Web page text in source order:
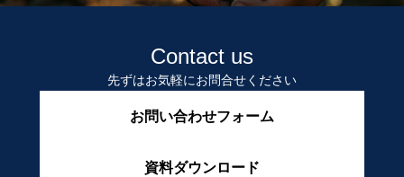
Contact us
先ずはお気軽にお問合せください
お問い合わせフォーム
資料ダウンロード